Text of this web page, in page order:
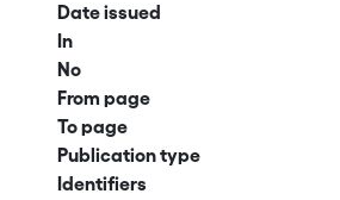
Date issued
In
No
From page
To page
Publication type
Identifiers